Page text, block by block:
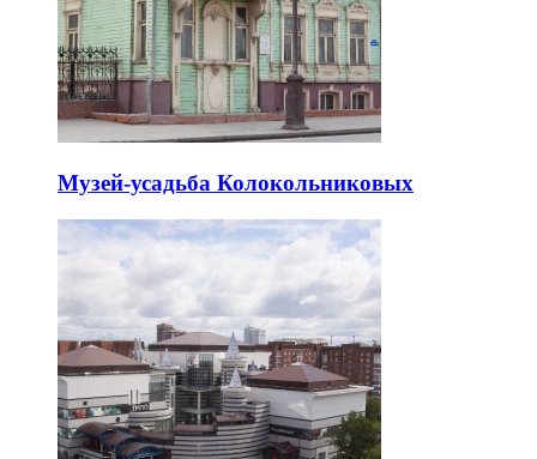
Музей-усадьба Колокольниковых